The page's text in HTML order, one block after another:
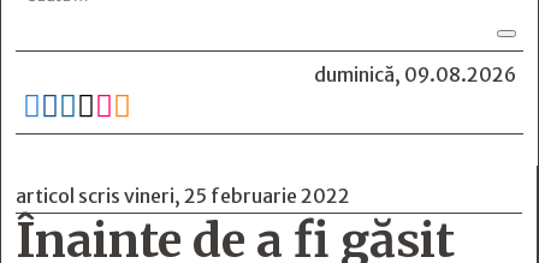
duminică, 09.08.2026
     
articol scris vineri, 25 februarie 2022
Înainte de a fi găsit